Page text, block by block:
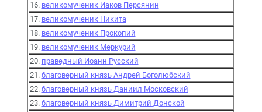
16. великомученик Иаков Персянин
17. великомученик Никита
18. великомученик Прокопий
19. великомученик Меркурий
20. праведный Иоанн Русский
21. благоверный князь Андрей Боголюбский
22. благоверный князь Даниил Московский
23. благоверный князь Димитрий Донской